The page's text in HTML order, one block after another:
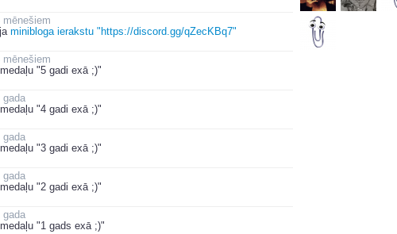
mēnešiem
minibloga ierakstu "https://discord.gg/qZecKBq7"
mēnešiem
"5 gadi exā ;)"
gada
"4 gadi exā ;)"
gada
"3 gadi exā ;)"
gada
"2 gadi exā ;)"
gada
"1 gads exā ;)"